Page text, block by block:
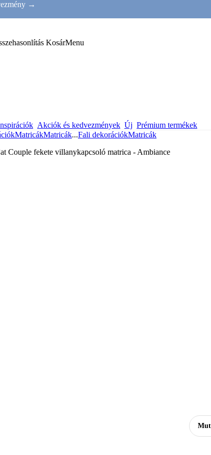
→
KosárMenu
Akciók és kedvezmények Új Prémium termékek
MatricákMatricák...Fali dekorációkMatricák